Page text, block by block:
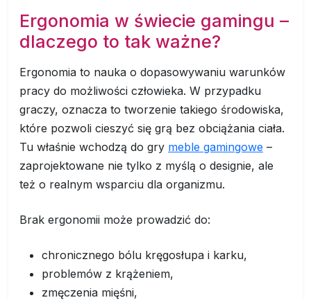
Ergonomia w świecie gamingu –
dlaczego to tak ważne?
Ergonomia to nauka o dopasowywaniu warunków
pracy do możliwości człowieka. W przypadku
graczy, oznacza to tworzenie takiego środowiska,
które pozwoli cieszyć się grą bez obciążania ciała.
Tu właśnie wchodzą do gry meble gamingowe –
zaprojektowane nie tylko z myślą o designie, ale
też o realnym wsparciu dla organizmu.
Brak ergonomii może prowadzić do:
chronicznego bólu kręgosłupa i karku,
problemów z krążeniem,
zmęczenia mięśni,